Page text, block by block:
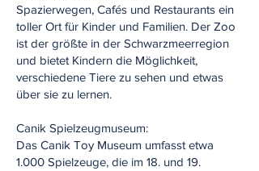
Spazierwegen, Cafés und Restaurants ein
toller Ort für Kinder und Familien. Der Zoo
ist der größte in der Schwarzmeerregion
und bietet Kindern die Möglichkeit,
verschiedene Tiere zu sehen und etwas
über sie zu lernen.
Canik Spielzeugmuseum:
Das Canik Toy Museum umfasst etwa
1.000 Spielzeuge, die im 18. und 19.